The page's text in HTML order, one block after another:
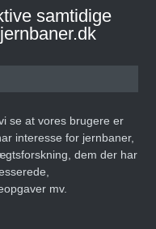
samtidige
se at vores brugere er
interesse for jernbaner,
dem der har
mv.